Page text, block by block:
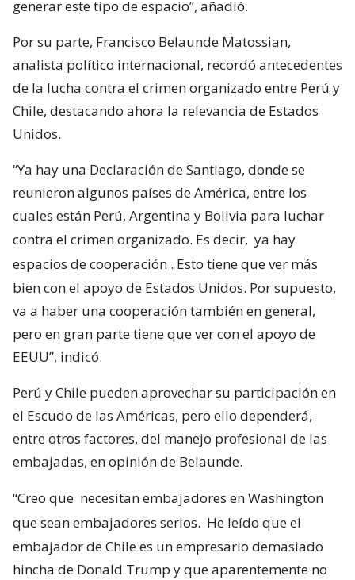
generar este tipo de espacio”, añadió.
Por su parte, Francisco Belaunde Matossian,
analista político internacional, recordó antecedentes
de la lucha contra el crimen organizado entre Perú y
Chile, destacando ahora la relevancia de Estados
Unidos.
“Ya hay una Declaración de Santiago, donde se
reunieron algunos países de América, entre los
cuales están Perú, Argentina y Bolivia para luchar
contra el crimen organizado. Es decir, ya hay
espacios de cooperación . Esto tiene que ver más
bien con el apoyo de Estados Unidos. Por supuesto,
va a haber una cooperación también en general,
pero en gran parte tiene que ver con el apoyo de
EEUU”, indicó.
Perú y Chile pueden aprovechar su participación en
el Escudo de las Américas, pero ello dependerá,
entre otros factores, del manejo profesional de las
embajadas, en opinión de Belaunde.
“Creo que necesitan embajadores en Washington
que sean embajadores serios. He leído que el
embajador de Chile es un empresario demasiado
hincha de Donald Trump y que aparentemente no